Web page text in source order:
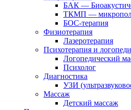
БАК —
ТКМП —
БОС-терапия
Физиотерапия
Лазеротерапия
Психотерапия и
Логопедический
Психолог
Диагностика
УЗИ
Массаж
Детский массаж